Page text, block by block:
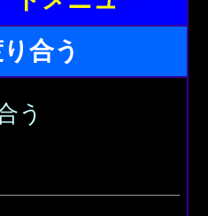
合う
う